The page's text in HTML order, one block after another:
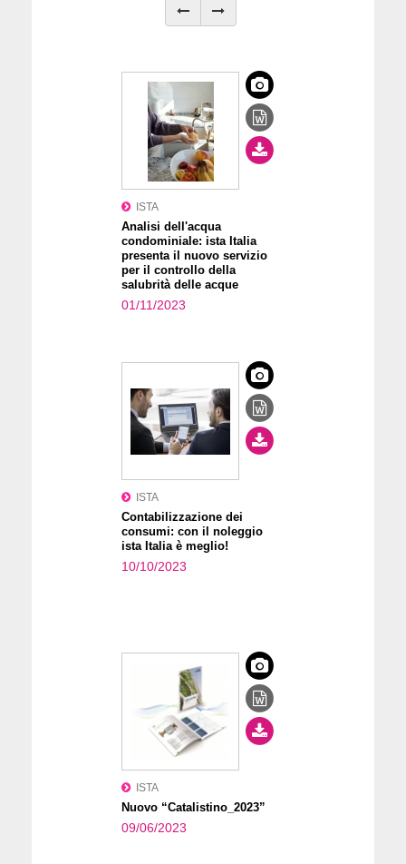
ISTA
Analisi dell'acqua
condominiale: ista Italia
presenta il nuovo servizio
per il controllo della
salubrità delle acque
01/11/2023
ISTA
Contabilizzazione dei
consumi: con il noleggio
ista Italia è meglio!
10/10/2023
ISTA
Nuovo “Catalistino_2023”
09/06/2023